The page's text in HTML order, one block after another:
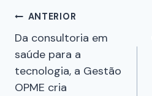
ANTERIOR
Da consultoria em
saúde para a
tecnologia, a Gestão
OPME cria